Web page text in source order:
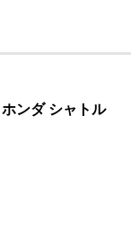
ンダ シャトル